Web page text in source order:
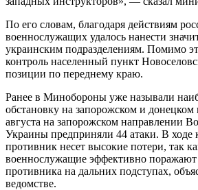
По его словам, благодаря действиям
военнослужащих удалось нанести
украинским подразделениям. Помимо
контроль населенный пункт
позиции по переднему краю.
Ранее в Минобороны уже называли
обстановку на запорожском и донецком
августа на запорожском направлении
Украины предприняли 44 атаки. В ходе
противник несет высокие потери, так
военнослужащие эффективно поражают
противника на дальних подступах,
ведомстве.